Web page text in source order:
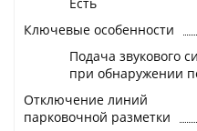
Ключевые особенности
Подача звукового
при обнаружении
Отключение линий
парковочной разметки